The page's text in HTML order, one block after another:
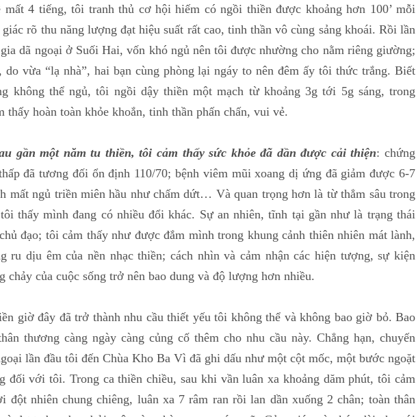
4 tiếng, tôi tranh thủ cơ hội hiếm có ngồi thiền được khoảng hơn 100’ mỗi
rõ thu năng lượng đạt hiệu suất rất cao, tinh thần vô cùng sảng khoái. Rồi lần
dã ngoại ở Suối Hai, vốn khó ngủ nên tôi được nhường cho nằm riêng giường;
do vừa “lạ nhà”, hai bạn cùng phòng lại ngáy to nên đêm ấy tôi thức trắng. Biết
không thể ngủ, tôi ngồi dậy thiền một mạch từ khoảng 3g tới 5g sáng, trong
thấy hoàn toàn khỏe khoắn, tinh thần phấn chấn, vui vẻ.
gần một năm tu thiền, tôi cảm thấy sức khỏe đã dần được cải thiện: chứng
đã tương đối ổn định 110/70; bệnh viêm mũi xoang dị ứng đã giảm được 6-7
mất ngủ triền miên hầu như chấm dứt… Và quan trọng hơn là từ thẳm sâu trong
thấy mình đang có nhiều đổi khác. Sự an nhiên, tĩnh tại gần như là trạng thái
đạo; tôi cảm thấy như được đắm mình trong khung cảnh thiên nhiên mát lành,
ru dịu êm của nền nhạc thiền; cách nhìn và cảm nhận các hiện tượng, sự kiện
chảy của cuộc sống trở nên bao dung và độ lượng hơn nhiều.
đây đã trở thành nhu cầu thiết yếu tôi không thể và không bao giờ bỏ. Bao
thương càng ngày càng củng cố thêm cho nhu cầu này. Chẳng hạn, chuyến
lần đầu tôi đến Chùa Kho Ba Vì đã ghi dấu như một cột mốc, một bước ngoặt
đối với tôi. Trong ca thiền chiều, sau khi vần luân xa khoảng dăm phút, tôi cảm
đột nhiên chung chiêng, luân xa 7 râm ran rồi lan dần xuống 2 chân; toàn thân